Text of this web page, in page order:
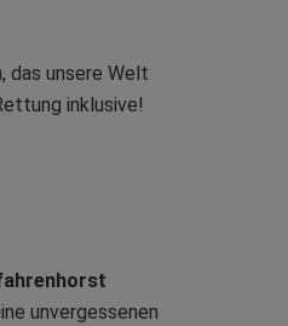
das unsere Welt
inklusive!
unvergessenen